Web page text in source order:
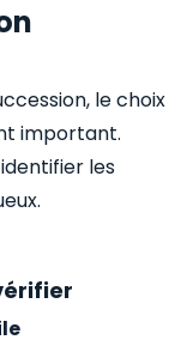
le choix
important.
les